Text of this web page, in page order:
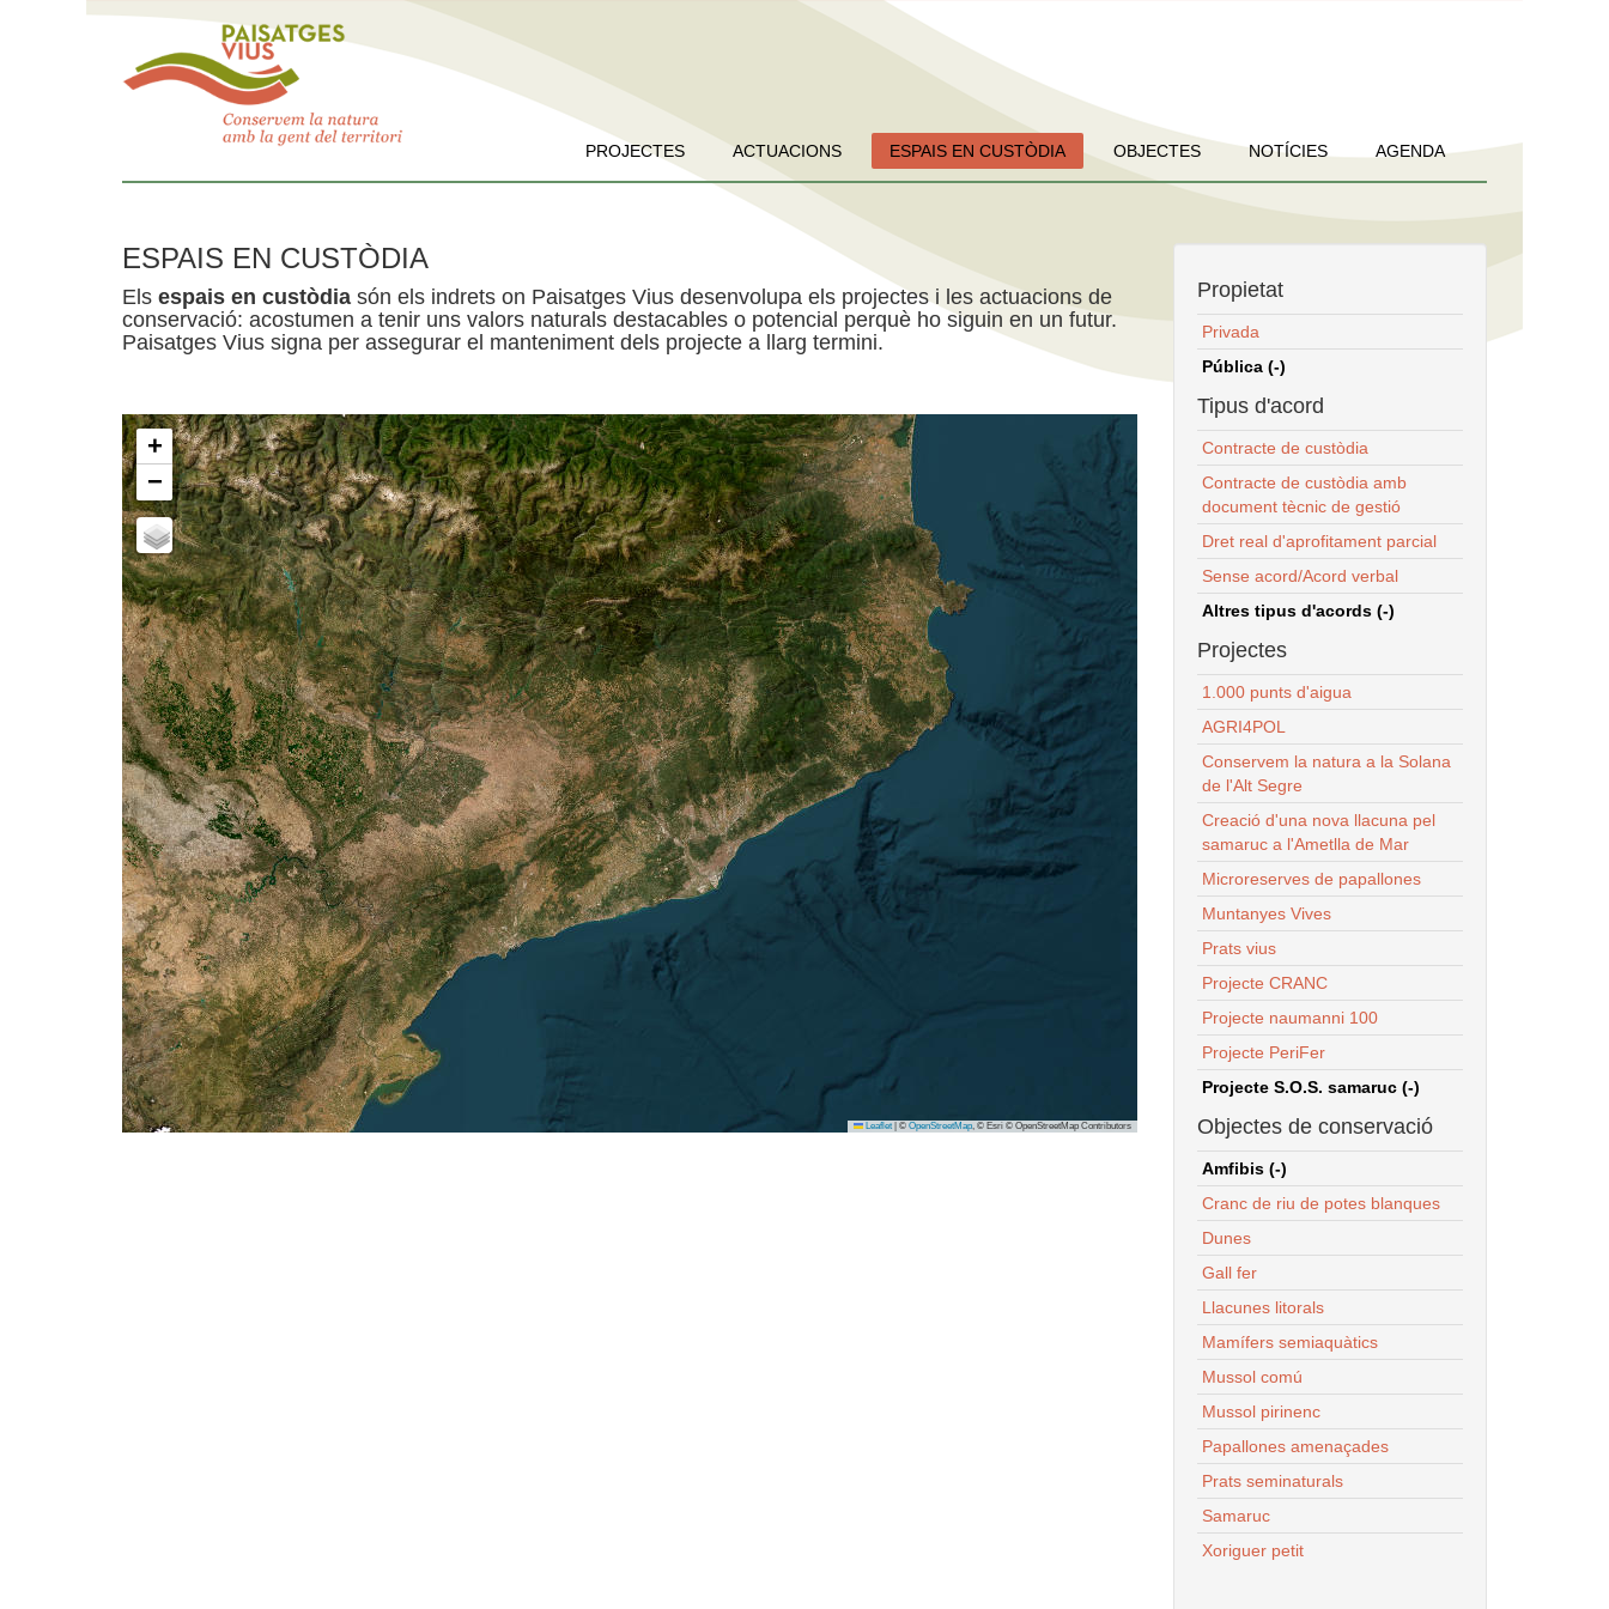
PROJECTES ACTUACIONS ESPAIS EN CUSTÒDIA OBJECTES NOTÍCIES AGENDA
ESPAIS EN CUSTÒDIA
Els espais en custòdia són els indrets on Paisatges Vius desenvolupa els projectes i les actuacions de
conservació: acostumen a tenir uns valors naturals destacables o potencial perquè ho siguin en un futur.
Paisatges Vius signa per assegurar el manteniment dels projecte a llarg termini.
+
−
Leaflet © OpenStreetMap, © Esri © OpenStreetMap Contributors
Propietat
Privada
Pública (-)
Tipus d'acord
Contracte de custòdia
Contracte de custòdia amb
document tècnic de gestió
Dret real d'aprofitament parcial
Sense acord/Acord verbal
Altres tipus d'acords (-)
Projectes
1.000 punts d'aigua
AGRI4POL
Conservem la natura a la Solana
de l'Alt Segre
Creació d'una nova llacuna pel
samaruc a l'Ametlla de Mar
Microreserves de papallones
Muntanyes Vives
Prats vius
Projecte CRANC
Projecte naumanni 100
Projecte PeriFer
Projecte S.O.S. samaruc (-)
Objectes de conservació
Amfibis (-)
Cranc de riu de potes blanques
Dunes
Gall fer
Llacunes litorals
Mamífers semiaquàtics
Mussol comú
Mussol pirinenc
Papallones amenaçades
Prats seminaturals
Samaruc
Xoriguer petit